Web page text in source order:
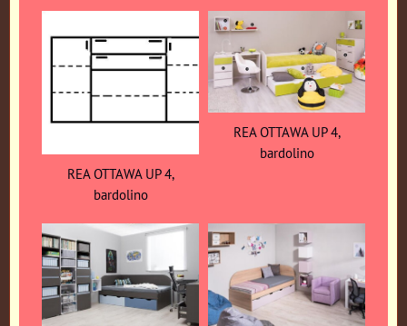
REA OTTAWA UP 4,
bardolino
REA OTTAWA UP 4,
bardolino